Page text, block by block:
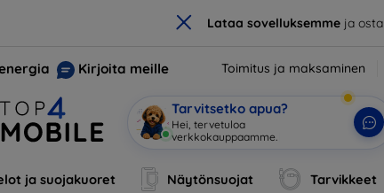
× Lataa sovelluksemmeja osta
Kirjoita meille Toimitus ja maksaminen
Tarvitsetko apua?
Olen|
ja suojakuoret Näytönsuojat Tarvikkeet